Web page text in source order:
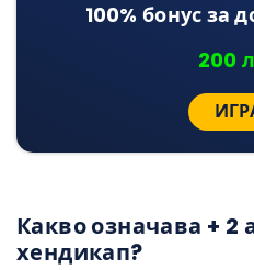
100% бонус за
200
Какво означава + 2
хендикап?